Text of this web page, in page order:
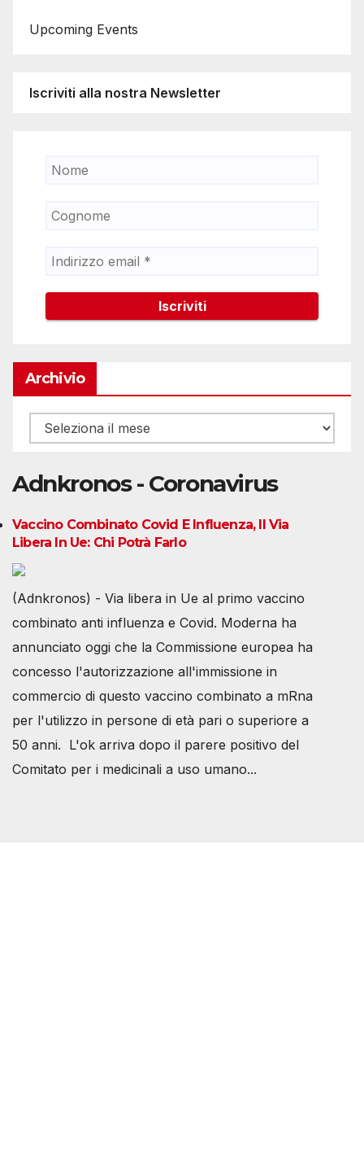
Upcoming Events
Iscriviti alla nostra Newsletter
Archivio
Archivio
Adnkronos - Coronavirus
Vaccino Combinato Covid E Influenza, Il Via
Libera In Ue: Chi Potrà Farlo
(Adnkronos) - Via libera in Ue al primo vaccino
combinato anti influenza e Covid. Moderna ha
annunciato oggi che la Commissione europea ha
concesso l'autorizzazione all'immissione in
commercio di questo vaccino combinato a mRna
per l'utilizzo in persone di età pari o superiore a
50 anni. L'ok arriva dopo il parere positivo del
Comitato per i medicinali a uso umano...